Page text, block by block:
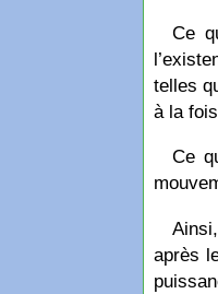
Ce
telles
à la
Ce
après